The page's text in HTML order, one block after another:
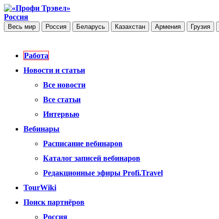
Россия
Весь мир Россия Беларусь Казахстан Армения Грузия
Работа
Новости и статьи
Все новости
Все статьи
Интервью
Вебинары
Расписание вебинаров
Каталог записей вебинаров
Редакционные эфиры Profi.Travel
TourWiki
Поиск партнёров
Россия